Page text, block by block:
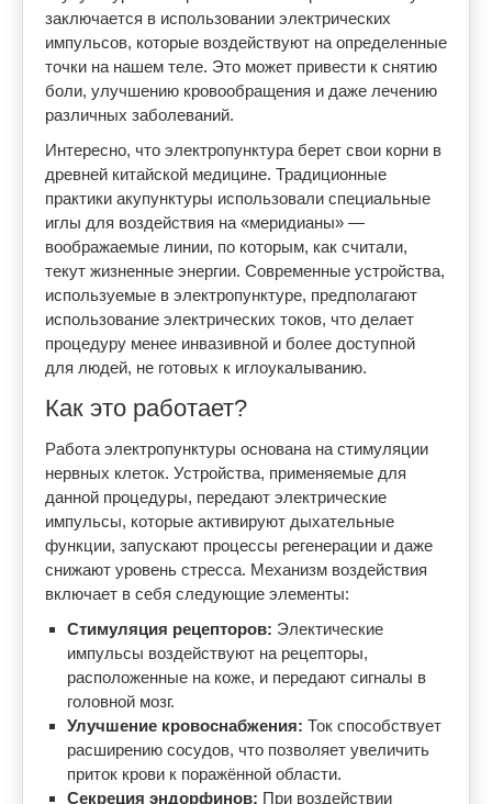
заключается в использовании электрических
импульсов, которые воздействуют на определенные
точки на нашем теле. Это может привести к снятию
боли, улучшению кровообращения и даже лечению
различных заболеваний.
Интересно, что электропунктура берет свои корни в
древней китайской медицине. Традиционные
практики акупунктуры использовали специальные
иглы для воздействия на «меридианы» —
воображаемые линии, по которым, как считали,
текут жизненные энергии. Современные устройства,
используемые в электропунктуре, предполагают
использование электрических токов, что делает
процедуру менее инвазивной и более доступной
для людей, не готовых к иглоукалыванию.
Как это работает?
Работа электропунктуры основана на стимуляции
нервных клеток. Устройства, применяемые для
данной процедуры, передают электрические
импульсы, которые активируют дыхательные
функции, запускают процессы регенерации и даже
снижают уровень стресса. Механизм воздействия
включает в себя следующие элементы:
Стимуляция рецепторов: Электические
импульсы воздействуют на рецепторы,
расположенные на коже, и передают сигналы в
головной мозг.
Улучшение кровоснабжения: Ток способствует
расширению сосудов, что позволяет увеличить
приток крови к поражённой области.
Секреция эндорфинов: При воздействии